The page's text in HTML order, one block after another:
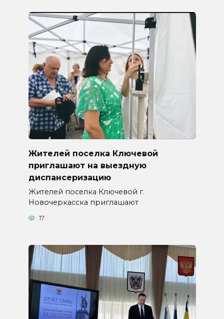
Жителей поселка Ключевой
приглашают на выездную
диспансеризацию
Жителей поселка Ключевой г.
Новочеркасска приглашают
17